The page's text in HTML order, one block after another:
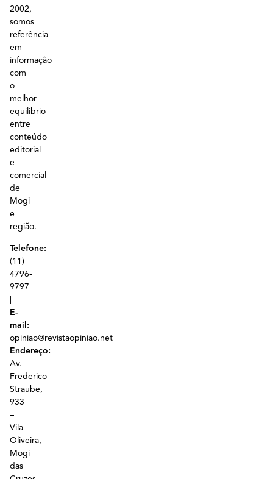
2002,
somos
referência
em
informação
com
o
melhor
equilíbrio
entre
conteúdo
editorial
e
comercial
de
Mogi
e
região.
Telefone:
(11)
4796-
9797
E-
mail:
opiniao@revistaopiniao.net
Endereço:
Av.
Frederico
Straube,
933
–
Vila
Oliveira,
Mogi
das